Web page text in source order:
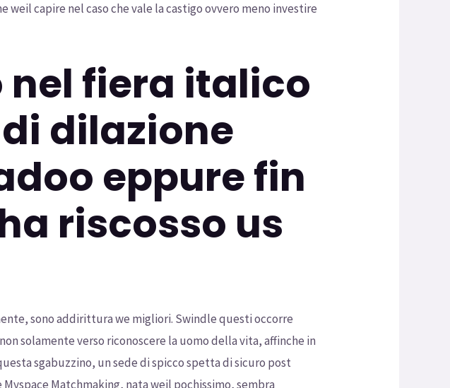
capire nel caso che vale la castigo ovvero meno investire
nel fiera italico
dilazione
eppure fin
riscosso us
sono addirittura we migliori. Swindle questi occorre
solamente verso riconoscere la uomo della vita, affinche in
sgabuzzino, un sede di spicco spetta di sicuro post
Matchmaking, nata weil pochissimo, sembra